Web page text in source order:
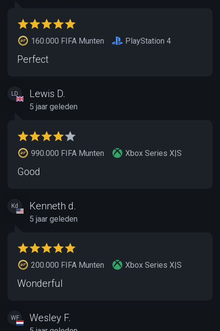
160.000 FIFA Munten PlayStation 4
Perfect
LD Lewis D.
5 jaar geleden
990.000 FIFA Munten Xbox Series X|S
Good
Kd Kenneth d.
5 jaar geleden
200.000 FIFA Munten Xbox Series X|S
Wonderful
WF Wesley F.